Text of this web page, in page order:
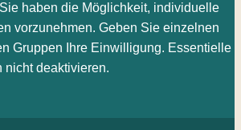
haben die Möglichkeit, individuelle
vorzunehmen. Geben Sie einzelnen
Gruppen Ihre Einwilligung. Essentielle
nicht deaktivieren.